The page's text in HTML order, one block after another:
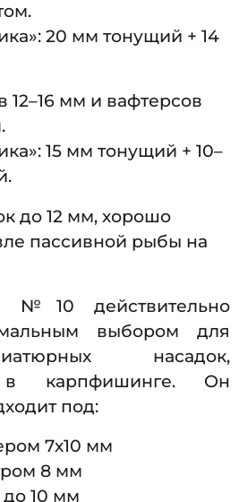
20 мм тонущий + 14
мм и вафтерсов
15 мм тонущий + 10–
до 12 мм, хорошо
пассивной рыбы на
№10 действительно
выбором для
насадок,
в карпфишинге. Он
под:
7х10 мм
8 мм
10 мм